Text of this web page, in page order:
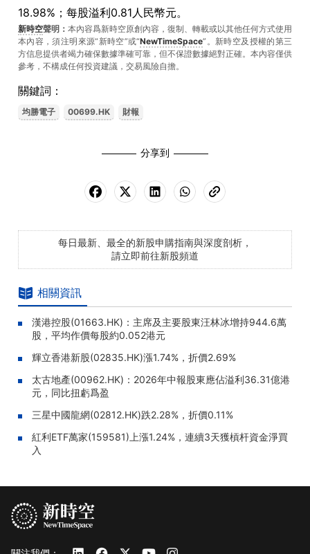
18.98%；每股溢利0.81人民幣元。
新時空聲明： 本內容爲新時空原創內容，復制、轉載或以其他任何方式使用
本內容，須注明來源“新時空”或“NewTimeSpace”。新時空及授權的第三
方信息提供者竭力確保數據準確可靠，但不保證數據絕對正確。本內容僅供
參考，不構成任何投資建議，交易風險自擔。
關鍵詞：
均勝電子 00699.HK 財報
分享到
每日最新、最全的新股申購指南與深度剖析，
請立即前往新股頻道
相關資訊
漢港控股(01663.HK)：主席及主要股東汪林冰增持944.6萬
股，平均作價每股約0.052港元
輝立香港新股(02835.HK)漲1.74%，折價2.69%
太古地產(00962.HK)：2026年中報股東應佔溢利36.31億港
元，同比扭虧爲盈
三星中國龍網(02812.HK)跌2.28%，折價0.11%
紅利ETF萬家(159581)上漲1.24%，連續3天獲槓杆資金淨買
入